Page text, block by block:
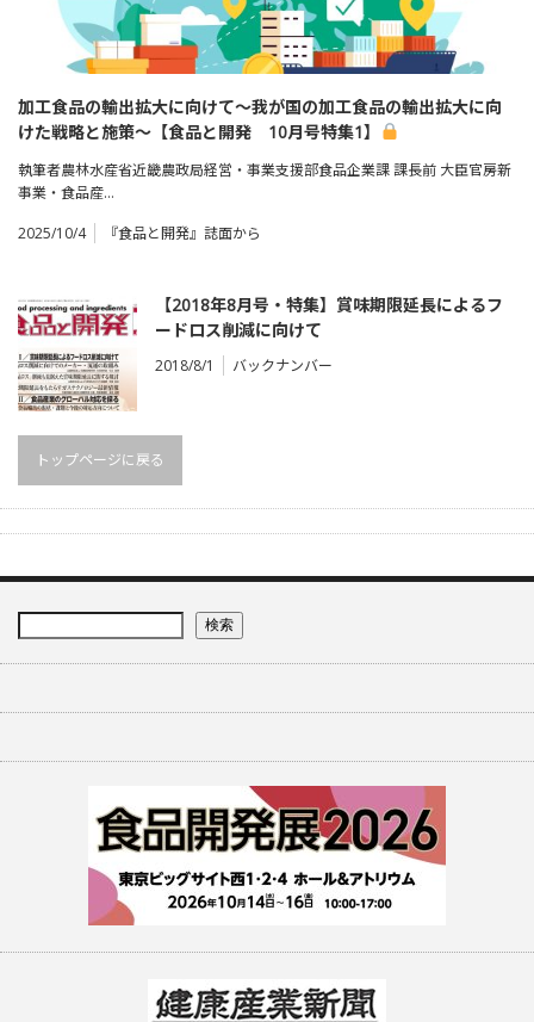
加工食品の輸出拡大に向けて～我が国の加工食品の輸出拡大に向
けた戦略と施策～【食品と開発 10月号特集1】
執筆者農林水産省近畿農政局経営・事業支援部食品企業課 課長前 大臣官房新
事業・食品産…
2025/10/4
『食品と開発』誌面から
【2018年8月号・特集】賞味期限延長によるフ
ードロス削減に向けて
2018/8/1 バックナンバー
トップページに戻る
検索